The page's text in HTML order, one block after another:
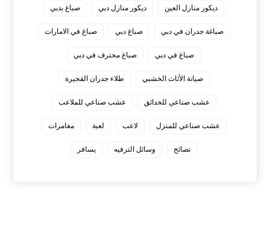
ديكور منازل العين ديكور منازل دبي صباغ بدبي
صباغة جدران في دبي صباغ دبي صباغ في الامارات
صباغ في دبي صباغ محترف في دبي
صيانة الأثاث الخشبي طلاء جدران الفجيرة
عشب صناعي للحدائق عشب صناعي للملاعب
عشب صناعي للمنزل لاعب لعبة مغامرات
نصائح وسائل الترفيه يسافر